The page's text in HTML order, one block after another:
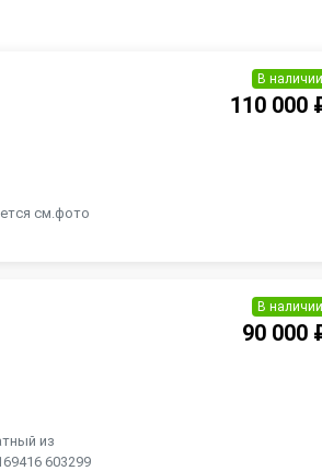
см.фото
В наличии
110 000
из
603299
В наличии
90 000